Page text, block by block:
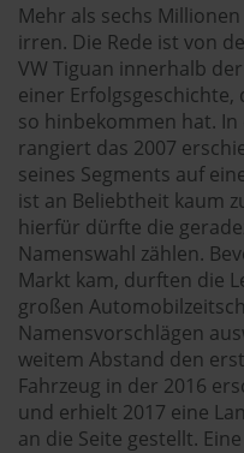
Mehr als sechs
irren. Die Rede ist von
VW Tiguan innerhalb
einer Erfolgsgeschichte,
so hinbekommen hat.
rangiert das 2007
seines Segments auf
ist an Beliebtheit kaum
hierfür dürfte die
Namenswahl zählen.
Markt kam, durften die
großen
Namensvorschlägen
weitem Abstand den
Fahrzeug in der 2016
und erhielt 2017 eine
an die Seite gestellt.